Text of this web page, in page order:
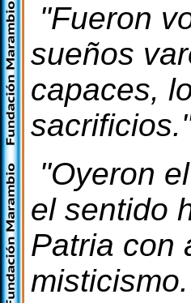
"Fueron
sueños
capaces,
"Oyeron
el sentido
Patria con